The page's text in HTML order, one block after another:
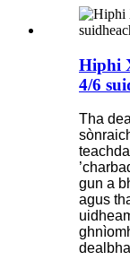
Hiphi
4/6
Tha
gun a
agus